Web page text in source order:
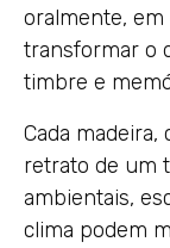
oralmente,
transformar o
timbre e
Cada madeira,
retrato de um
ambientais,
clima podem